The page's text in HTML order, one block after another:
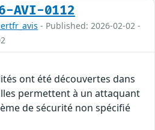
AVI-0112
- Published: 2026-02-02 -
ont été découvertes dans
permettent à un attaquant
de sécurité non spécifié